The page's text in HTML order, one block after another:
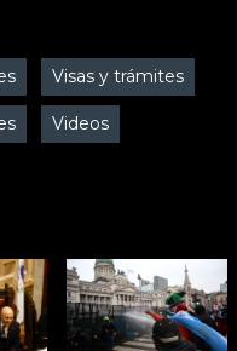
Visas y trámites
Videos